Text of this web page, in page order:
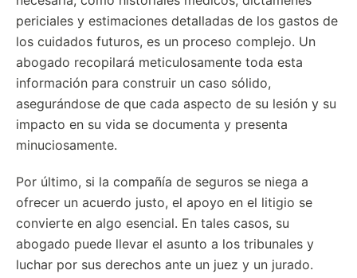
periciales y estimaciones detalladas de los gastos de
los cuidados futuros, es un proceso complejo. Un
abogado recopilará meticulosamente toda esta
información para construir un caso sólido,
asegurándose de que cada aspecto de su lesión y su
impacto en su vida se documenta y presenta
minuciosamente.
Por último, si la compañía de seguros se niega a
ofrecer un acuerdo justo, el apoyo en el litigio se
convierte en algo esencial. En tales casos, su
abogado puede llevar el asunto a los tribunales y
luchar por sus derechos ante un juez y un jurado.